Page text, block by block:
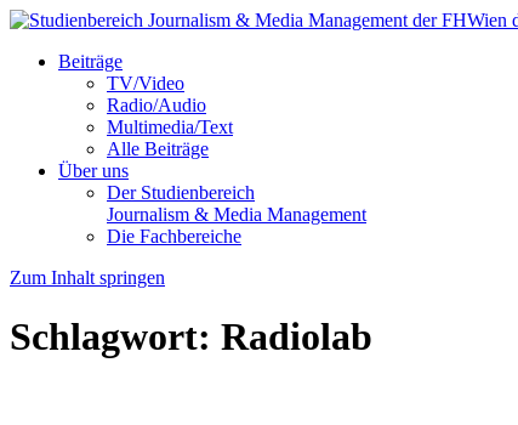
Beiträge
TV/Video
Radio/Audio
Multimedia/Text
Alle Beiträge
Über uns
Der Studienbereich
Journalism & Media Management
Die Fachbereiche
Zum Inhalt springen
Schlagwort: Radiolab